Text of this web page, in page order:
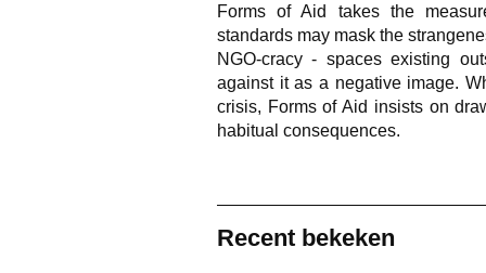
Forms of Aid takes the
standards may mask the
NGO-cracy - spaces existing
against it as a negative image.
crisis, Forms of Aid insists on
habitual consequences.
Recent bekeken